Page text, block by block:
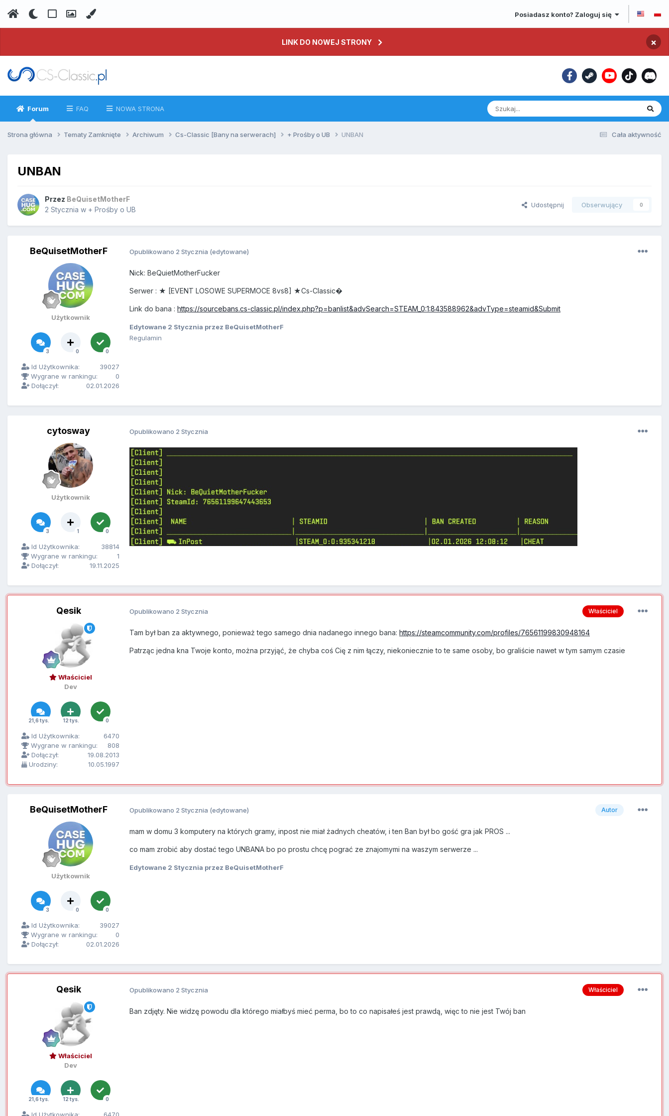
Posiadasz konto? Zaloguj się
LINK DO NOWEJ STRONY ×
Forum FAQ NOWA STRONA
Cała aktywność
Strona główna Tematy Zamknięte Archiwum Cs-Classic [Bany na serwerach] + Prośby o UB UNBAN
UNBAN
Przez BeQuisetMotherF
2 Stycznia w + Prośby o UB
Udostępnij Obserwujący 0
BeQuisetMotherF
Użytkownik
3 0 0
Id Użytkownika:
39027
Wygrane w rankingu:
0
Dołączył:
02.01.2026
Opublikowano 2 Stycznia (edytowane)
Nick: BeQuietMotherFucker
Serwer : ★ [EVENT LOSOWE SUPERMOCE 8vs8] ★Cs-Classic�
Link do bana : https://sourcebans.cs-classic.pl/index.php?p=banlist&advSearch=STEAM_0:1:843588962&advType=steamid&Submit
Edytowane 2 Stycznia przez BeQuisetMotherF
Regulamin
cytosway
Użytkownik
3 1 0
Id Użytkownika:
38814
Wygrane w rankingu:
1
Dołączył:
19.11.2025
Opublikowano 2 Stycznia
Qesik
Właściciel
Dev
21,6 tys. 12 tys. 0
Id Użytkownika:
6470
Wygrane w rankingu:
808
Dołączył:
19.08.2013
Urodziny:
10.05.1997
Właściciel
Opublikowano 2 Stycznia
Tam był ban za aktywnego, ponieważ tego samego dnia nadanego innego bana: https://steamcommunity.com/profiles/76561199830948164
Patrząc jedna kna Twoje konto, można przyjąć, że chyba coś Cię z nim łączy, niekoniecznie to te same osoby, bo graliście nawet w tym samym czasie
BeQuisetMotherF
Użytkownik
3 0 0
Id Użytkownika:
39027
Wygrane w rankingu:
0
Dołączył:
02.01.2026
Autor
Opublikowano 2 Stycznia (edytowane)
mam w domu 3 komputery na których gramy, inpost nie miał żadnych cheatów, i ten Ban był bo gość gra jak PROS ...
co mam zrobić aby dostać tego UNBANA bo po prostu chcę pograć ze znajomymi na waszym serwerze ...
Edytowane 2 Stycznia przez BeQuisetMotherF
Qesik
Właściciel
Dev
21,6 tys. 12 tys. 0
Właściciel
Opublikowano 2 Stycznia
Ban zdjęty. Nie widzę powodu dla którego miałbyś mieć perma, bo to co napisałeś jest prawdą, więc to nie jest Twój ban